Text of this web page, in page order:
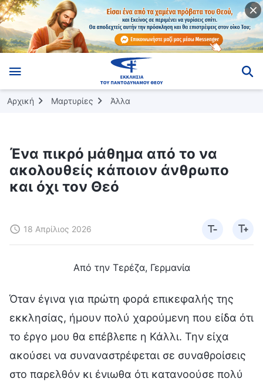
Αρχική Μαρτυρίες Άλλα
Ένα πικρό μάθημα από το να
ακολουθείς κάποιον άνθρωπο
και όχι τον Θεό
18 Απρίλιος 2026
Από την Τερέζα, Γερμανία
Όταν έγινα για πρώτη φορά επικεφαλής της
εκκλησίας, ήμουν πολύ χαρούμενη που είδα ότι
το έργο μου θα επέβλεπε η Κάλλι. Την είχα
ακούσει να συναναστρέφεται σε συναθροίσεις
στο παρελθόν κι ένιωθα ότι κατανοούσε πολύ